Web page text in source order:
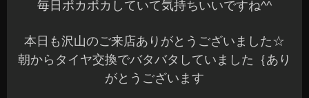
毎日ポカポカしていて気持ちいいですね^^
本日も沢山のご来店ありがとうございました☆
朝からタイヤ交換でバタバタしていました｛あり
がとうございます